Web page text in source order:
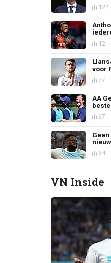
124
12
voor
77
AA
67
64
VN Inside